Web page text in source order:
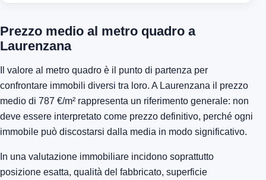
Prezzo medio al metro quadro a
Laurenzana
Il valore al metro quadro è il punto di partenza per
confrontare immobili diversi tra loro. A Laurenzana il prezzo
medio di 787 €/m² rappresenta un riferimento generale: non
deve essere interpretato come prezzo definitivo, perché ogni
immobile può discostarsi dalla media in modo significativo.
In una valutazione immobiliare incidono soprattutto
posizione esatta, qualità del fabbricato, superficie